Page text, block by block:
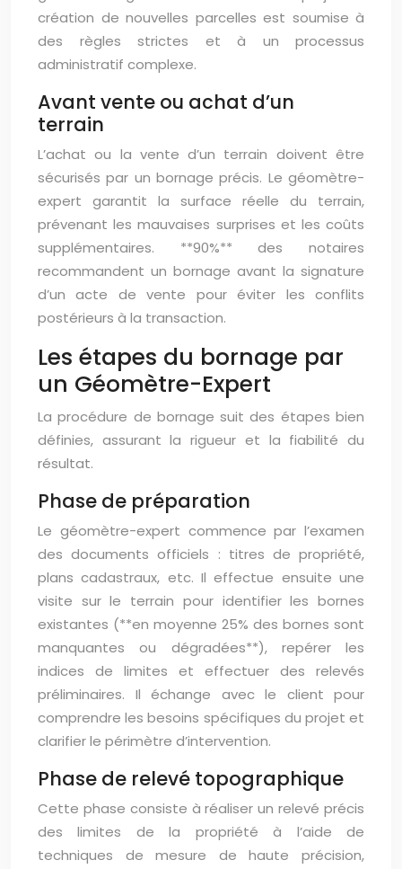
création de nouvelles parcelles est soumise à
des règles strictes et à un processus
administratif complexe.
Avant vente ou achat d’un
terrain
L’achat ou la vente d’un terrain doivent être
sécurisés par un bornage précis. Le géomètre-
expert garantit la surface réelle du terrain,
prévenant les mauvaises surprises et les coûts
supplémentaires. **90%** des notaires
recommandent un bornage avant la signature
d’un acte de vente pour éviter les conflits
postérieurs à la transaction.
Les étapes du bornage par
un Géomètre-Expert
La procédure de bornage suit des étapes bien
définies, assurant la rigueur et la fiabilité du
résultat.
Phase de préparation
Le géomètre-expert commence par l’examen
des documents officiels : titres de propriété,
plans cadastraux, etc. Il effectue ensuite une
visite sur le terrain pour identifier les bornes
existantes (**en moyenne 25% des bornes sont
manquantes ou dégradées**), repérer les
indices de limites et effectuer des relevés
préliminaires. Il échange avec le client pour
comprendre les besoins spécifiques du projet et
clarifier le périmètre d’intervention.
Phase de relevé topographique
Cette phase consiste à réaliser un relevé précis
des limites de la propriété à l’aide de
techniques de mesure de haute précision,